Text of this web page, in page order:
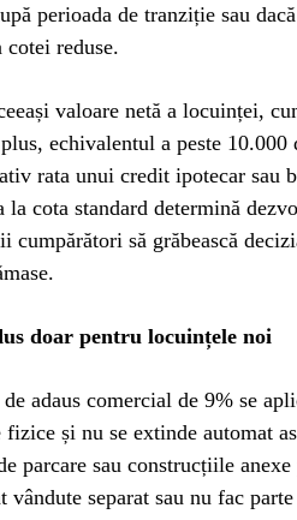
perioada de tranziție sau
cotei reduse.
valoare netă a locuinței,
echivalentul a peste 10.000
rata unui credit ipotecar sau
la cota standard determină
cumpărători să grăbească
doar pentru locuințele noi
adaus comercial de 9% se
fizice și nu se extinde automat
parcare sau construcțiile
vândute separat sau nu fac